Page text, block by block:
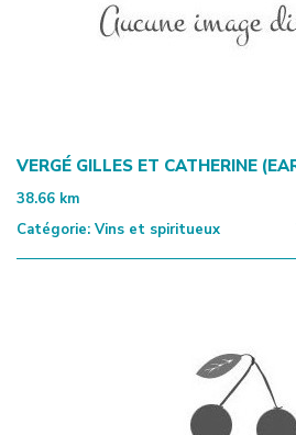
VERGÉ GILLES ET CATHERINE
38.66 km
Catégorie: Vins et spiritueux